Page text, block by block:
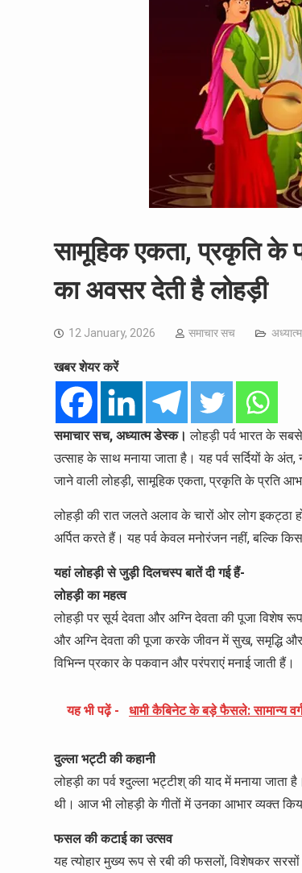
सामूहिक एकता, प्रकृति
का अवसर देती है लोहड़ी
12 January, 2026 समाचार सच अध्यात्म
खबर शेयर करें
समाचार सच, अध्यात्म डेस्क।लोहड़ी पर्व भारत के
उत्साह के साथ मनाया जाता है। यह पर्व सर्दियों के
जाने वाली लोहड़ी, सामूहिक एकता, प्रकृति के
लोहड़ी की रात जलते अलाव के चारों ओर लोग इकट्ठा
अर्पित करते हैं। यह पर्व केवल मनोरंजन नहीं, बल्कि
यहां लोहड़ी से जुड़ी दिलचस्प बातें दी गई हैं-
लोहड़ी का महत्व
लोहड़ी पर सूर्य देवता और अग्नि देवता की पूजा विशेष
और अग्नि देवता की पूजा करके जीवन में सुख, समृद्धि
विभिन्न प्रकार के पकवान और परंपराएं मनाई जाती हैं।
यह भी पढ़ें - धामी कैबिनेट के बड़े फैसले: सामान्य
दुल्ला भट्टी की कहानी
लोहड़ी का पर्व श्दुल्ला भट्टीश् की याद में मनाया
थी। आज भी लोहड़ी के गीतों में उनका आभार व्यक्त
फसल की कटाई का उत्सव
यह त्योहार मुख्य रूप से रबी की फसलों, विशेषकर